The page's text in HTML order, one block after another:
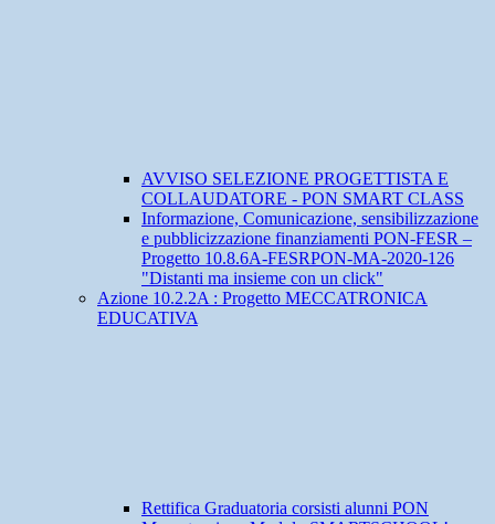
AVVISO SELEZIONE PROGETTISTA E
COLLAUDATORE - PON SMART CLASS
Informazione, Comunicazione, sensibilizzazione
e pubblicizzazione finanziamenti PON-FESR –
Progetto 10.8.6A-FESRPON-MA-2020-126
"Distanti ma insieme con un click"
Azione 10.2.2A : Progetto MECCATRONICA
EDUCATIVA
Rettifica Graduatoria corsisti alunni PON